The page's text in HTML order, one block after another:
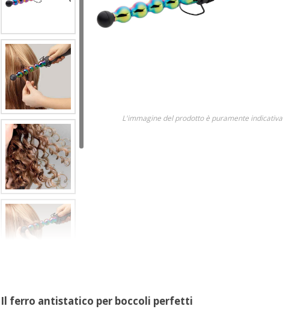
Ricambi tutti i modelli
Scopri tutti i prodotti
L'immagine del prodotto è puramente indicativa
Il ferro antistatico per boccoli perfetti